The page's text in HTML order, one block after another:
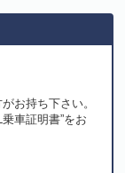
お持ち下さい。
車証明書”をお